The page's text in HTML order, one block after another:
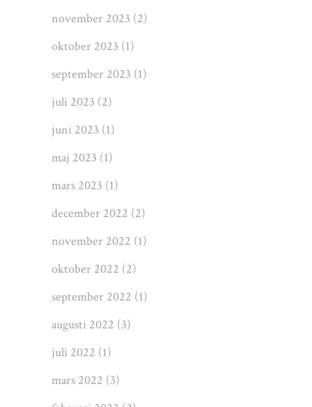
november 2023 (2)
oktober 2023 (1)
september 2023 (1)
juli 2023 (2)
juni 2023 (1)
maj 2023 (1)
mars 2023 (1)
december 2022 (2)
november 2022 (1)
oktober 2022 (2)
september 2022 (1)
augusti 2022 (3)
juli 2022 (1)
mars 2022 (3)